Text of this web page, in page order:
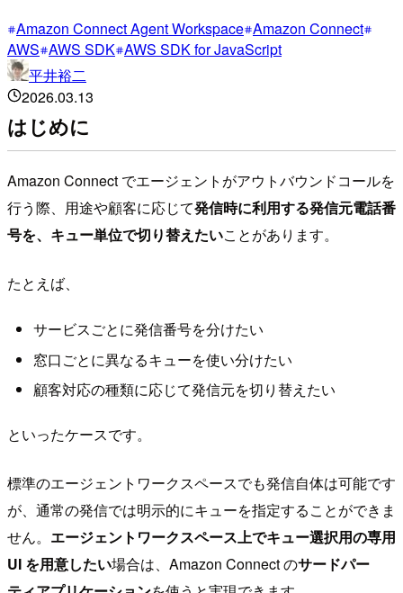
Amazon Connect Agent Workspace Amazon Connect
AWS AWS SDK AWS SDK for JavaScript
平井裕二
2026.03.13
はじめに
Amazon Connect でエージェントがアウトバウンドコールを
行う際、用途や顧客に応じて発信時に利用する発信元電話番
号を、キュー単位で切り替えたいことがあります。
たとえば、
サービスごとに発信番号を分けたい
窓口ごとに異なるキューを使い分けたい
顧客対応の種類に応じて発信元を切り替えたい
といったケースです。
標準のエージェントワークスペースでも発信自体は可能です
が、通常の発信では明示的にキューを指定することができま
せん。 エージェントワークスペース上でキュー選択用の専用
UI を用意したい場合は、Amazon Connect のサードパー